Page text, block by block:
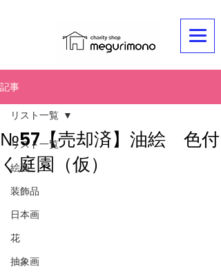
記事
リスト一覧
絵画
装飾品
日本画
花
抽象画
リスト一覧
№57【売却済】油絵 色付
く庭園（仮）